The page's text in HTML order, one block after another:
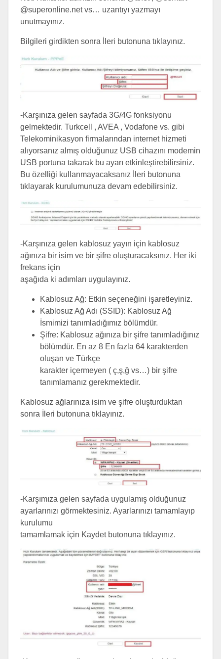
@superonline.net vs… uzantıyı yazmayı
unutmayınız.
Bilgileri girdikten sonra İleri butonuna tıklayınız.
-Karşınıza gelen sayfada 3G/4G fonksiyonu
gelmektedir. Turkcell , AVEA , Vodafone vs. gibi
Telekominikasyon firmalarından internet hizmeti
alıyorsanız almış olduğunuz USB cihazını modemin
USB portuna takarak bu ayarı etkinleştirebilirsiniz.
Bu özelliği kullanmayacaksanız İleri butonuna
tıklayarak kurulumunuza devam edebilirsiniz.
-Karşınıza gelen kablosuz yayın için kablosuz
ağınıza bir isim ve bir şifre oluşturacaksınız. Her iki
frekans için
aşağıda ki adımları uygulayınız.
Kablosuz Ağ: Etkin seçeneğini işaretleyiniz.
Kablosuz Ağ Adı (SSID): Kablosuz Ağ
İsmimizi tanımladığımız bölümdür.
Şifre: Kablosuz ağınıza bir şifre tanımladığınız
bölümdür. En az 8 En fazla 64 karakterden
oluşan ve Türkçe
karakter içermeyen ( ç,ş,ğ vs…) bir şifre
tanımlamanız gerekmektedir.
Kablosuz ağlarınıza isim ve şifre oluşturduktan
sonra İleri butonuna tıklayınız.
-Karşımıza gelen sayfada uygulamış olduğunuz
ayarlarınızı görmektesiniz. Ayarlarınızı tamamlayıp
kurulumu
tamamlamak için Kaydet butonuna tıklayınız.